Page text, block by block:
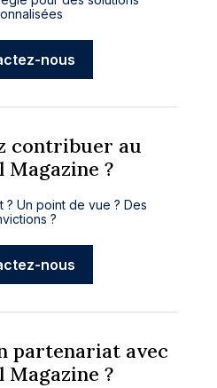
nous
contribuer au
Magazine ?
Un point de vue ? Des
?
nous
partenariat avec
Magazine ?